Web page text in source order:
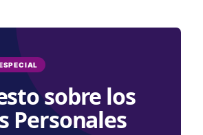
sobre los
Personales